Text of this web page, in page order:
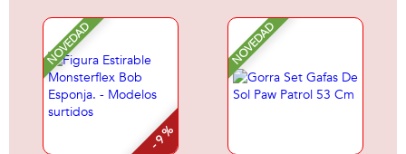
NOVEDAD
- 9 %
NOVEDAD